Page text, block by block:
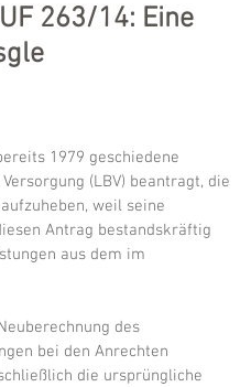
263/14: Eine
1979 geschiedene
(LBV) beantragt, die
weil seine
Antrag bestandskräftig
aus dem im
des
bei den Anrechten
die ursprüngliche